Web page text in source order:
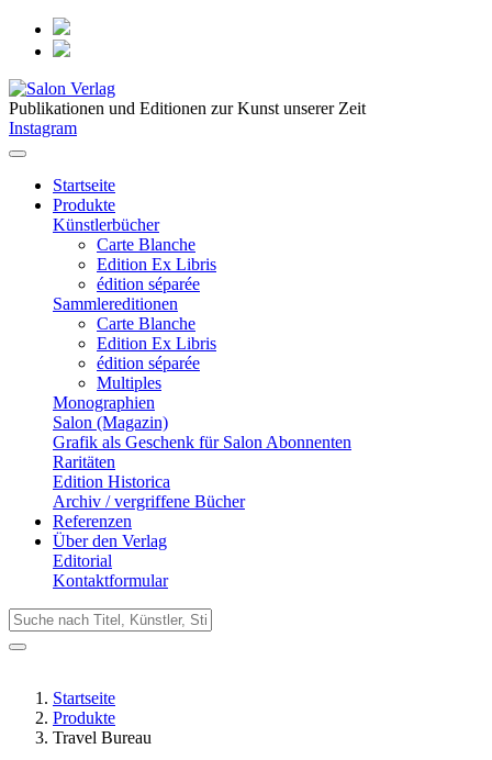
Publikationen und Editionen zur Kunst unserer Zeit
Instagram
Startseite
Produkte
Künstlerbücher
Carte Blanche
Edition Ex Libris
édition séparée
Sammlereditionen
Carte Blanche
Edition Ex Libris
édition séparée
Multiples
Monographien
Salon (Magazin)
Grafik als Geschenk für Salon Abonnenten
Raritäten
Edition Historica
Archiv / vergriffene Bücher
Referenzen
Über den Verlag
Editorial
Kontaktformular
Startseite
Produkte
Travel Bureau